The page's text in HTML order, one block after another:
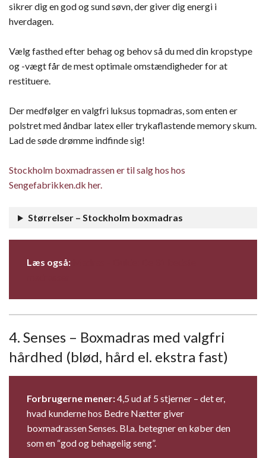
sikrer dig en god og sund søvn, der giver dig energi i
hverdagen.
Vælg fasthed efter behag og behov så du med din kropstype
og -vægt får de mest optimale omstændigheder for at
restituere.
Der medfølger en valgfri luksus topmadras, som enten er
polstret med åndbar latex eller trykaflastende memory skum.
Lad de søde drømme indfinde sig!
Stockholm boxmadrassen er til salg hos hos
Sengefabrikken.dk her.
Størrelser – Stockholm boxmadras
Læs også:
4. Senses – Boxmadras med valgfri
hårdhed (blød, hård el. ekstra fast)
Forbrugerne mener:4,5 ud af 5 stjerner – det er,
hvad kunderne hos Bedre Nætter giver
boxmadrassen Senses. Bl.a. betegner en køber den
som en “god og behagelig seng”.